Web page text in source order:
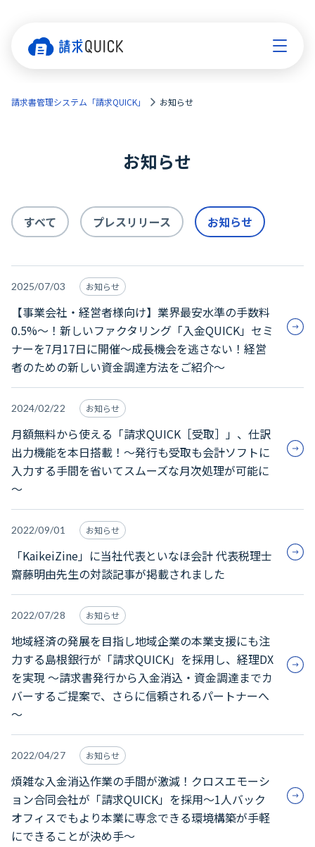
請求書管理システム「請求QUICK」 お知らせ
お知らせ
すべて プレスリリース お知らせ
2025/07/03 お知らせ
【事業会社・経営者様向け】業界最安水準の手数料
0.5%～！新しいファクタリング「入金QUICK」セミ
ナーを7月17日に開催～成長機会を逃さない！経営
者のための新しい資金調達方法をご紹介～
2024/02/22 お知らせ
月額無料から使える「請求QUICK［受取］」、仕訳
出力機能を本日搭載！～発行も受取も会計ソフトに
入力する手間を省いてスムーズな月次処理が可能に
～
2022/09/01 お知らせ
「KaikeiZine」に当社代表といなほ会計 代表税理士
齋藤明由先生の対談記事が掲載されました
2022/07/28 お知らせ
地域経済の発展を目指し地域企業の本業支援にも注
力する島根銀行が「請求QUICK」を採用し、経理DX
を実現 ～請求書発行から入金消込・資金調達までカ
バーするご提案で、さらに信頼されるパートナーへ
～
2022/04/27 お知らせ
煩雑な入金消込作業の手間が激減！クロスエモーシ
ョン合同会社が「請求QUICK」を採用～1人バック
オフィスでもより本業に専念できる環境構築が手軽
にできることが決め手～